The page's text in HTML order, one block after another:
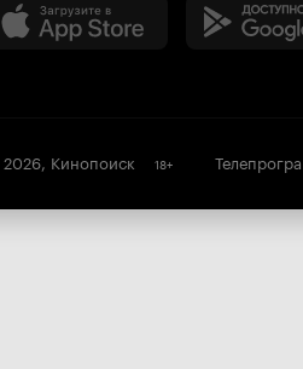
2026, Кинопоиск 18+